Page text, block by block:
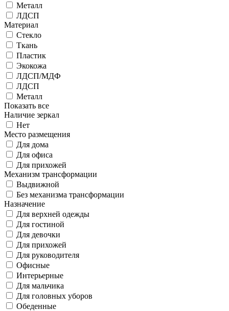
Металл
ЛДСП
Материал
Стекло
Ткань
Пластик
Экокожа
ЛДСП/МДФ
ЛДСП
Металл
Показать все
Наличие зеркал
Нет
Место размещения
Для дома
Для офиса
Для прихожей
Механизм трансформации
Выдвижной
Без механизма трансформации
Назначение
Для верхней одежды
Для гостиной
Для девочки
Для прихожей
Для руководителя
Офисные
Интерьерные
Для мальчика
Для головных уборов
Обеденные